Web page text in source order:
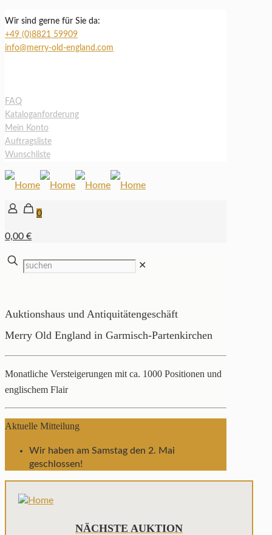
Wir sind gerne für Sie da:
+49 (0)8821 59909
info@merry-old-england.com
FAQ
Kataloganforderung
Mein Konto
Auftragsliste
Wunschliste
0
0,00 €
✕
Auktionshaus und Antiquitätengeschäft
Merry Old England in Garmisch-Partenkirchen
Monatliche Versteigerungen mit ca. 1000 Positionen und
englischem Flair
Aktuelle Mitteilung
Wir haben am Samstag den 2. Mai
geschlossen!
NÄCHSTE AUKTION